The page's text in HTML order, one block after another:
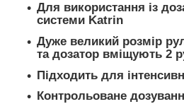
Для використання із
системи Katrin
Дуже великий розмір
та дозатор вміщують 2
Підходить для
Контрольоване